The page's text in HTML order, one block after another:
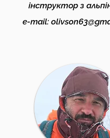
інструктор з
e-mail: